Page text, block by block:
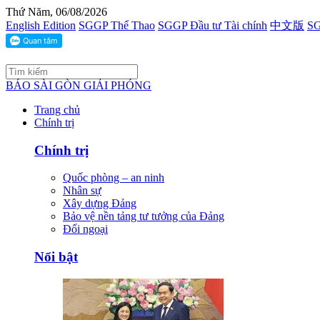
Thứ Năm, 06/08/2026
English Edition SGGP Thể Thao SGGP Đầu tư Tài chính 中文版
BÁO SÀI GÒN GIẢI PHÓNG
Trang chủ
Chính trị
Chính trị
Quốc phòng – an ninh
Nhân sự
Xây dựng Đảng
Bảo vệ nền tảng tư tưởng của Đảng
Đối ngoại
Nổi bật